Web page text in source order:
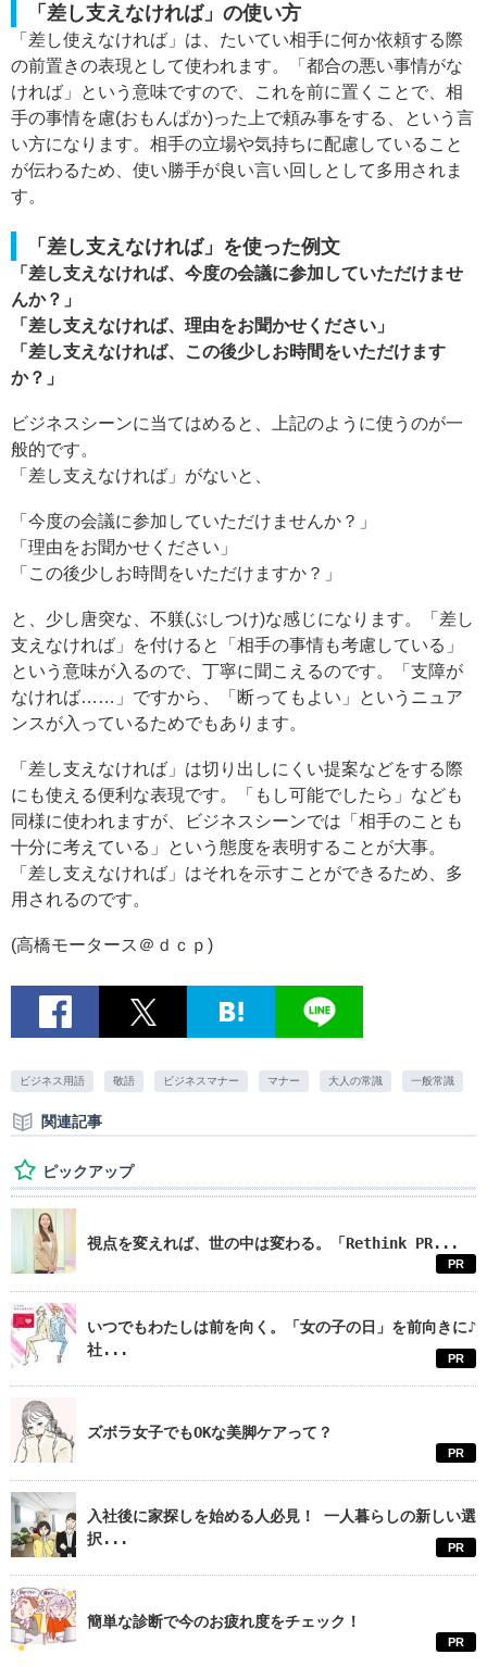
「差し支えなければ」の使い方
「差し使えなければ」は、たいてい相手に何か依頼する際
の前置きの表現として使われます。「都合の悪い事情がな
ければ」という意味ですので、これを前に置くことで、相
手の事情を慮(おもんぱか)った上で頼み事をする、という言
い方になります。相手の立場や気持ちに配慮していること
が伝わるため、使い勝手が良い言い回しとして多用されま
す。
「差し支えなければ」を使った例文
「差し支えなければ、今度の会議に参加していただけませ
んか？」
「差し支えなければ、理由をお聞かせください」
「差し支えなければ、この後少しお時間をいただけます
か？」
ビジネスシーンに当てはめると、上記のように使うのが一
般的です。
「差し支えなければ」がないと、
「今度の会議に参加していただけませんか？」
「理由をお聞かせください」
「この後少しお時間をいただけますか？」
と、少し唐突な、不躾(ぶしつけ)な感じになります。「差し
支えなければ」を付けると「相手の事情も考慮している」
という意味が入るので、丁寧に聞こえるのです。「支障が
なければ……」ですから、「断ってもよい」というニュア
ンスが入っているためでもあります。
「差し支えなければ」は切り出しにくい提案などをする際
にも使える便利な表現です。「もし可能でしたら」なども
同様に使われますが、ビジネスシーンでは「相手のことも
十分に考えている」という態度を表明することが大事。
「差し支えなければ」はそれを示すことができるため、多
用されるのです。
(高橋モータース＠ｄｃｐ)
ビジネス用語 敬語 ビジネスマナー マナー 大人の常識 一般常識
関連記事
ピックアップ
視点を変えれば、世の中は変わる。「Rethink PR...
PR
いつでもわたしは前を向く。「女の子の日」を前向きに♪
社...
PR
ズボラ女子でもOKな美脚ケアって？
PR
入社後に家探しを始める人必見！ 一人暮らしの新しい選
択...
PR
簡単な診断で今のお疲れ度をチェック！
PR